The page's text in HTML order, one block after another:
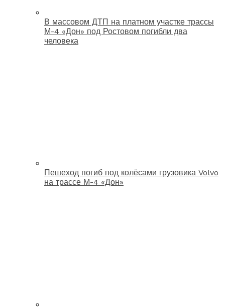
В массовом ДТП на платном участке трассы
М-4 «Дон» под Ростовом погибли два
человека
Пешеход погиб под колёсами грузовика Volvo
на трассе М-4 «Дон»